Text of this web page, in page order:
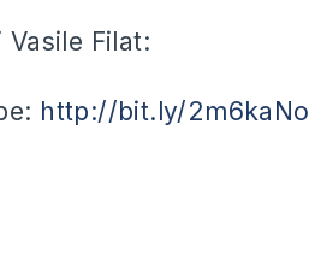
Filat:
http://bit.ly/2m6kaNo